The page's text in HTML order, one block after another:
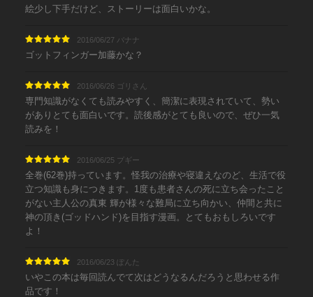
絵少し下手だけど、ストーリーは面白いかな。
2016/06/27 バナナ
ゴットフィンガー加藤かな？
2016/06/26 ゴリさん
専門知識がなくても読みやすく、簡潔に表現されていて、勢い
がありとても面白いです。読後感がとても良いので、ぜひ一気
読みを！
2016/06/25 プギー
全巻(62巻)持っています。怪我の治療や寝違えなのど、生活で役
立つ知識も身につきます。1度も患者さんの死に立ち会ったこと
がない主人公の真東 輝が様々な難局に立ち向かい、仲間と共に
神の頂き(ゴッドハンド)を目指す漫画。とてもおもしろいです
よ！
2016/06/23 ぽんた
いやこの本は毎回読んでて次はどうなるんだろうと思わせる作
品です！